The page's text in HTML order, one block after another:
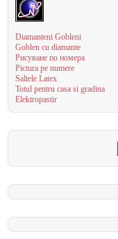
Diamanteni Gobleni
Goblen cu diamante
Рисуване по номера
Pictura pe numere
Saltele Latex
Totul pentru casa si gradina
Elektropastir